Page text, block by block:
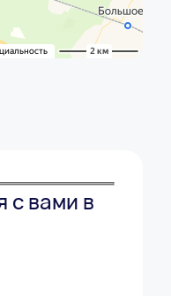
с вами в